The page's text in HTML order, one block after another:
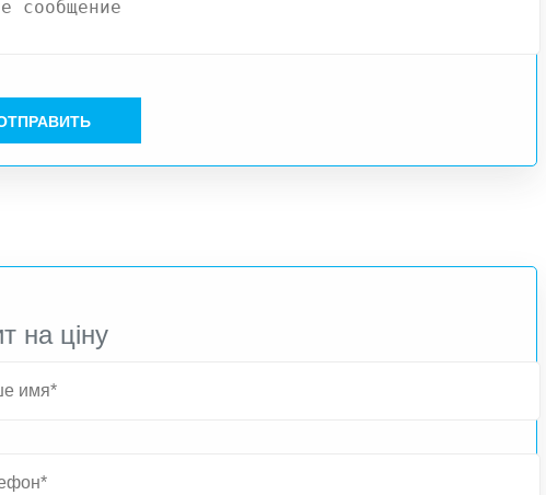
на ціну